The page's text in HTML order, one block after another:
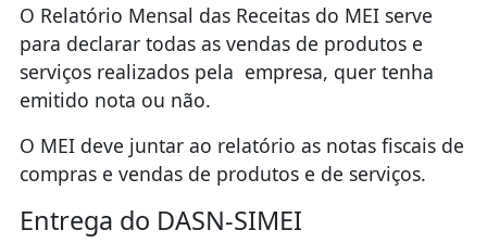
O Relatório Mensal das Receitas do MEI serve
para declarar todas as vendas de produtos e
serviços realizados pela empresa, quer tenha
emitido nota ou não.
O MEI deve juntar ao relatório as notas fiscais de
compras e vendas de produtos e de serviços.
Entrega do DASN-SIMEI